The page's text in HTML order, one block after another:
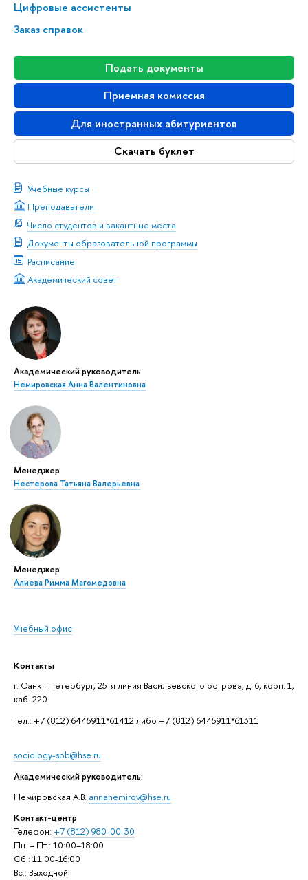
Цифровые ассистенты
Заказ справок
Подать документы
Приемная комиссия
Для иностранных абитуриентов
Скачать буклет
Учебные курсы
Преподаватели
Число студентов и вакантные места
Документы образовательной программы
Расписание
Академический совет
Академический руководитель
Немировская Анна Валентиновна
Менеджер
Нестерова Татьяна Валерьевна
Менеджер
Алиева Римма Магомедовна
Учебный офис
Контакты
г. Санкт-Петербург, 25-я линия Васильевского острова, д. 6, корп. 1,
каб. 220
Тел.: +7 (812) 6445911*61412 либо +7 (812) 6445911*61311
sociology-spb@hse.ru
Академический руководитель:
Немировская А.В. annanemirov@hse.ru
Контакт-центр
Телефон: +7 (812) 980-00-30
Пн. – Пт.: 10:00–18:00
Сб.: 11:00-16:00
Вс.: Выходной